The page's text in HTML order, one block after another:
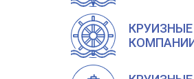
КРУИЗНЫЕ